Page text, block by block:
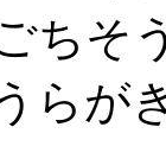
ちそ
らが